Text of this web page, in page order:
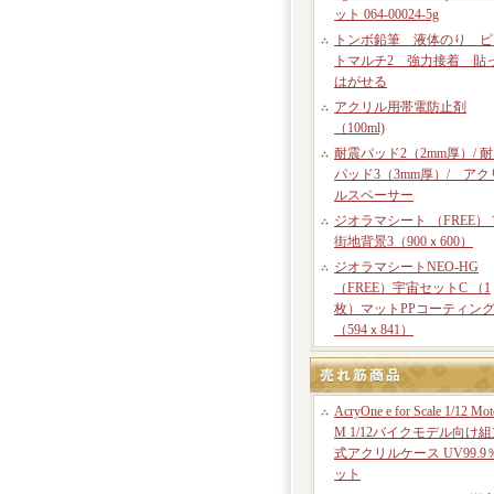
ット 064-00024-5g
トンボ鉛筆 液体のり ピ
トマルチ2 強力接着 貼
はがせる
アクリル用帯電防止剤
（100ml)
耐震パッド2（2mm厚）/
パッド3（3mm厚）/ アク
ルスペーサー
ジオラマシート （FREE）
街地背景3（900ｘ600）
ジオラマシートNEO-HG
（FREE）宇宙セットC （1
枚）マットPPコーティン
（594ｘ841）
AcryOne e for Scale 1/12
M 1/12バイクモデル向け組
式アクリルケース UV99.9
ット